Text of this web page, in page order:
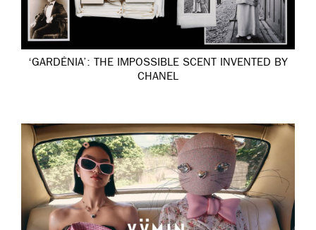
‘GARDÉNIA’: THE IMPOSSIBLE SCENT INVENTED BY
CHANEL